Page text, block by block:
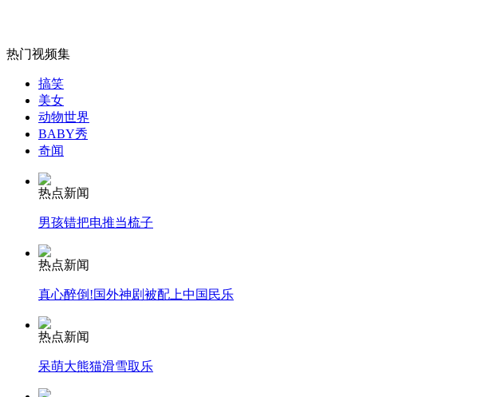
山西运城恶犬咬伤多人 警民合力深夜将其击毙
女孩北京地铁殴打老人 痛下狠手拳打脚踢
无痛分娩是否安全 医生回应
外交部：反对强权政治霸凌主义
外交部：有关国家言论片面不公正
热门视频集
搞笑
美女
动物世界
BABY秀
奇闻
热点新闻
男孩错把电推当梳子
热点新闻
真心醉倒!国外神剧被配上中国民乐
热点新闻
呆萌大熊猫滑雪取乐